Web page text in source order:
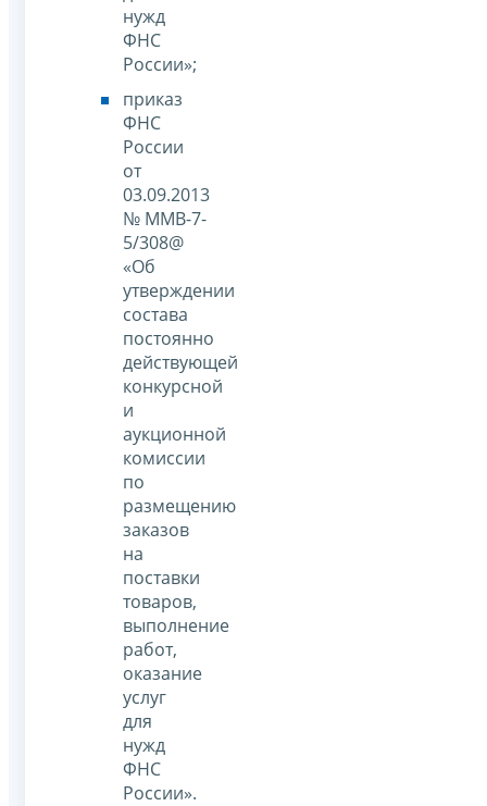
нужд
ФНС
России»;
приказ
ФНС
России
от
03.09.2013
№ ММВ-7-
5/308@
«Об
утверждении
состава
постоянно
действующей
конкурсной
и
аукционной
комиссии
по
размещению
заказов
на
поставки
товаров,
выполнение
работ,
оказание
услуг
для
нужд
ФНС
России».